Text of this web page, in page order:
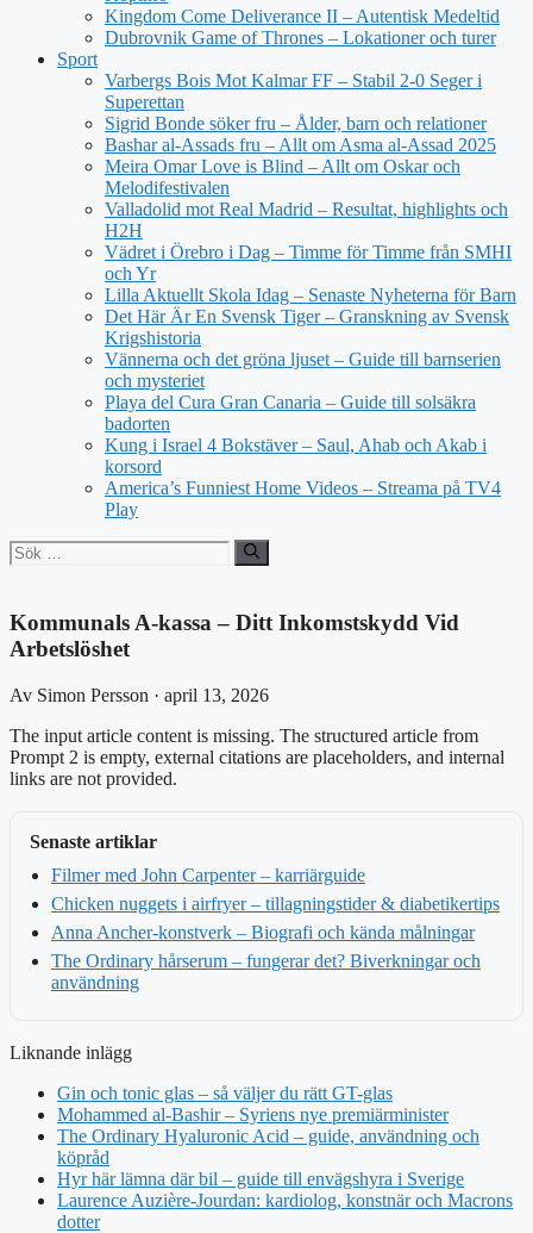
Kingdom Come Deliverance II – Autentisk Medeltid
Dubrovnik Game of Thrones – Lokationer och turer
Sport
Varbergs Bois Mot Kalmar FF – Stabil 2-0 Seger i
Superettan
Sigrid Bonde söker fru – Ålder, barn och relationer
Bashar al-Assads fru – Allt om Asma al-Assad 2025
Meira Omar Love is Blind – Allt om Oskar och
Melodifestivalen
Valladolid mot Real Madrid – Resultat, highlights och
H2H
Vädret i Örebro i Dag – Timme för Timme från SMHI
och Yr
Lilla Aktuellt Skola Idag – Senaste Nyheterna för Barn
Det Här Är En Svensk Tiger – Granskning av Svensk
Krigshistoria
Vännerna och det gröna ljuset – Guide till barnserien
och mysteriet
Playa del Cura Gran Canaria – Guide till solsäkra
badorten
Kung i Israel 4 Bokstäver – Saul, Ahab och Akab i
korsord
America’s Funniest Home Videos – Streama på TV4
Play
Sök
efter:
Kommunals A-kassa – Ditt Inkomstskydd Vid
Arbetslöshet
Av Simon Persson · april 13, 2026
The input article content is missing. The structured article from
Prompt 2 is empty, external citations are placeholders, and internal
links are not provided.
Senaste artiklar
Filmer med John Carpenter – karriärguide
Chicken nuggets i airfryer – tillagningstider & diabetikertips
Anna Ancher-konstverk – Biografi och kända målningar
The Ordinary hårserum – fungerar det? Biverkningar och
användning
Liknande inlägg
Gin och tonic glas – så väljer du rätt GT-glas
Mohammed al-Bashir – Syriens nye premiärminister
The Ordinary Hyaluronic Acid – guide, användning och
köpråd
Hyr här lämna där bil – guide till envägshyra i Sverige
Laurence Auzière-Jourdan: kardiolog, konstnär och Macrons
dotter